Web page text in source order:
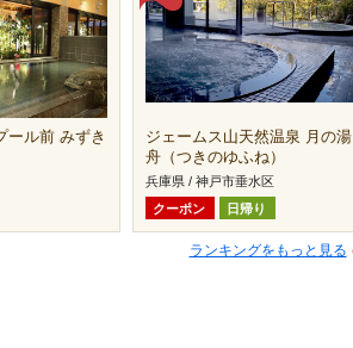
ール前 みずき
ジェームス山天然温泉 月の湯
舟（つきのゆふね）
兵庫県 / 神戸市垂水区
クーポン
日帰り
ランキングをもっと見る